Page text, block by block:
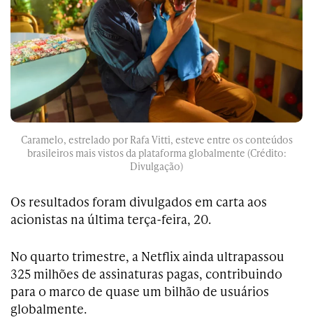
Caramelo, estrelado por Rafa Vitti, esteve entre os conteúdos
brasileiros mais vistos da plataforma globalmente (Crédito:
Divulgação)
Os resultados foram divulgados em carta aos
acionistas na última terça-feira, 20.
No quarto trimestre, a Netflix ainda ultrapassou
325 milhões de assinaturas pagas, contribuindo
para o marco de quase um bilhão de usuários
globalmente.